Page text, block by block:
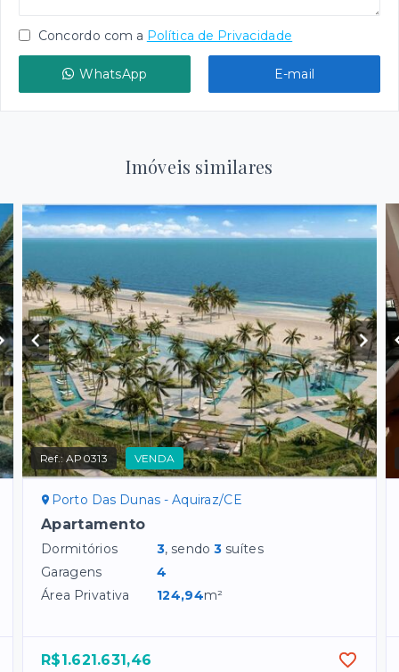
Concordo com a Política de Privacidade
WhatsApp E-mail
Imóveis similares
Ref.:AP0313 VENDA
Porto Das Dunas - Aquiraz/CE
Apartamento
Dormitórios 3, sendo3 suítes
Garagens
4
Área Privativa
124,94m²
R$1.621.631,46